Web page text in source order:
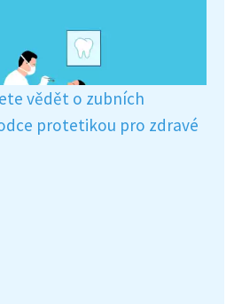
vědět o zubních
protetikou pro zdravé